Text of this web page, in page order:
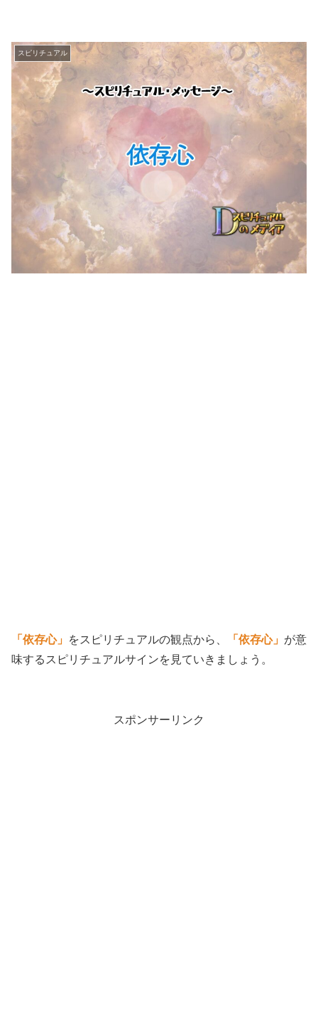
スピリチュアル
「依存心」 をスピリチュアルの観点から、 「依存心」 が意
味するスピリチュアルサインを見ていきましょう。
スポンサーリンク